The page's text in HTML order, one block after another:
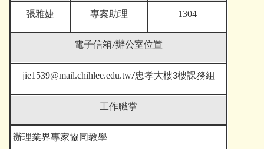
張雅婕 專案助理 1304
電子信箱/辦公室位置
jie1539@mail.chihlee.edu.tw/忠孝大樓3樓課務組
工作職掌
辦理業界專家協同教學